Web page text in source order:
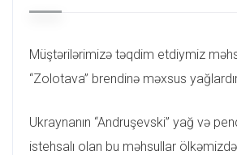
Müştərilərimizə təqdim etdiymiz
“Zolotava” brendinə məxsus
Ukraynanın “Andruşevski” yağ və
istehsalı olan bu məhsullar